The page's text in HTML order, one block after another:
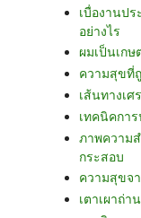
เบื่องานปร
อย่างไร
ผมเป็นเก
ความสุขที่
เส้นทางเศ
เทคนิคกา
ภาพความ
กระสอบ
ความสุขจ
เตาเผาถ่